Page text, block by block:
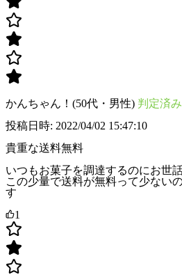
かんちゃん！(50代・男性) 判定済み
投稿日時: 2022/04/02 15:47:10
貴重な送料無料
いつもお菓子を調達するのにお世
この少量で送料が無料って少ない
す
1